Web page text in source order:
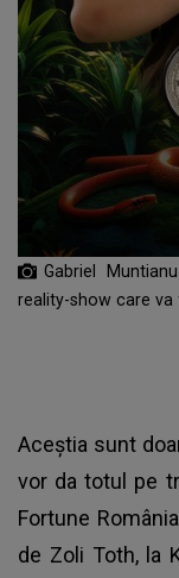
Gabriel
reality-show care va
Aceștia sunt
vor da totul pe
Fortune
de Zoli Toth, la